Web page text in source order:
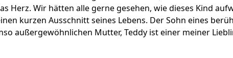
Herz. Wir hätten alle gerne gesehen, wie dieses Kind
kurzen Ausschnitt seines Lebens. Der Sohn eines
außergewöhnlichen Mutter, Teddy ist einer meiner